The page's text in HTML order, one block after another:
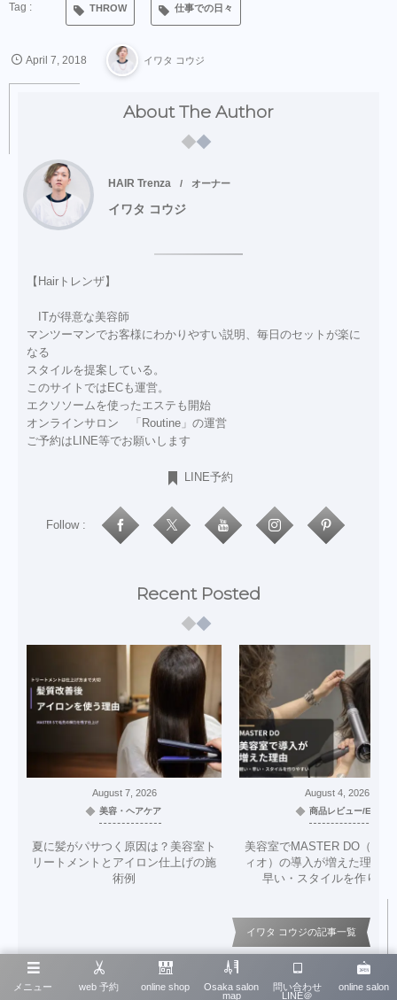
THROW 仕事での日々
April 7 2018 イワタ コウジ
About The Author
HAIR Trenza オーナー
イワタ コウジ
【Hairトレンザ】
ITが得意な美容師
マンツーマンでお客様にわかりやすい説明、毎日のセットが楽に
なる
スタイルを提案している。
このサイトではECも運営。
エクソソームを使ったエステも開始
オンラインサロン 「Routine」の運営
ご予約はLINE等でお願いします
LINE予約
Follow :
Recent Posted
August 7, 2026
美容・ヘアケア
夏に髪がパサつく原因は？美容室ト
リートメントとアイロン仕上げの施
術例
August 4, 2026
商品レビュー/EC
美容室でMASTER DO（マ
ィオ）の導入が増えた理由
早い・スタイルを作りや
イワタ コウジの記事一覧
メニュー web 予約 online shop
Osaka salon
map
問い合わせ
LINE＠
online salon